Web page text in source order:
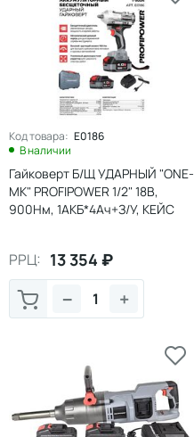
Код товара: E0186
В наличии
Гайковерт Б/Щ УДАРНЫЙ "ONE-
MK" PROFIPOWER 1/2" 18В,
900Нм, 1АКБ*4Ач+З/У, КЕЙС
РРЦ: 13 354 ₽
+
−